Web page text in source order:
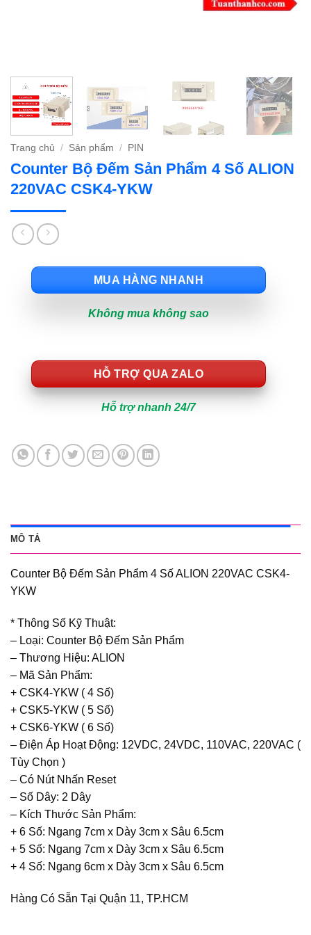
Trang chủ / Sản phẩm / PIN
Counter Bộ Đếm Sản Phẩm 4 Số ALION
220VAC CSK4-YKW
MUA HÀNG NHANH
Không mua không sao
HỖ TRỢ QUA ZALO
Hỗ trợ nhanh 24/7
MÔ TẢ
Counter Bộ Đếm Sản Phẩm 4 Số ALION 220VAC CSK4-
YKW
* Thông Số Kỹ Thuật:
– Loại: Counter Bộ Đếm Sản Phẩm
– Thương Hiệu: ALION
– Mã Sản Phẩm:
+ CSK4-YKW ( 4 Số)
+ CSK5-YKW ( 5 Số)
+ CSK6-YKW ( 6 Số)
– Điện Áp Hoạt Động: 12VDC, 24VDC, 110VAC, 220VAC (
Tùy Chọn )
– Có Nút Nhấn Reset
– Số Dây: 2 Dây
– Kích Thước Sản Phẩm:
+ 6 Số: Ngang 7cm x Dày 3cm x Sâu 6.5cm
+ 5 Số: Ngang 7cm x Dày 3cm x Sâu 6.5cm
+ 4 Số: Ngang 6cm x Dày 3cm x Sâu 6.5cm
Hàng Có Sẵn Tại Quận 11, TP.HCM